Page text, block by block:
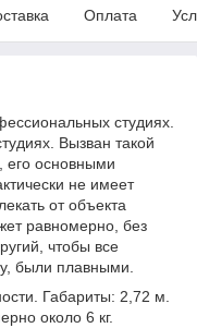
Оплата
студиях.
Вызван такой
его основными
не имеет
от объекта
равномерно, без
чтобы все
были плавными.
Габариты: 2,72 м.
около 6 кг.